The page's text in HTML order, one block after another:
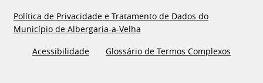
Política de Privacidade e Tratamento de Dados do
Município de Albergaria-a-Velha
Acessibilidade
Glossário de Termos Complexos